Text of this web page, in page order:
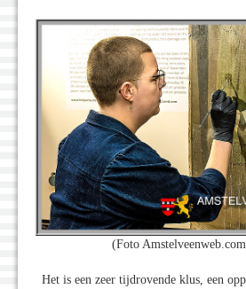
(Foto
Het is een zeer tijdrovende klus, een